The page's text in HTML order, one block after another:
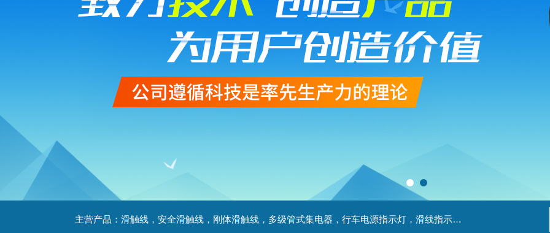
主营产品：滑触线，安全滑触线，刚体滑触线，多级管式集电器，行车电源指示灯，滑线指示灯，集电器，扁平电缆，H型单级安全滑触器，电缆滑轨滑车